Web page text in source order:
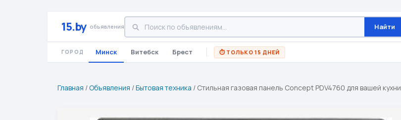
15.by объявления Найти
ГОРОД Минск Витебск Брест ⏱ ТОЛЬКО 15 ДНЕЙ
Главная /Объявления /Бытовая техника / Стильная газовая панель Concept PDV4760 для вашей кухни